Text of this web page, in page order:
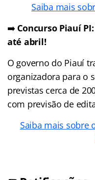
Saiba mais
➡️ Concurso Piauí
até abril!
O governo do Piauí
organizadora para o
previstas cerca de
com previsão de
Saiba mais sobre